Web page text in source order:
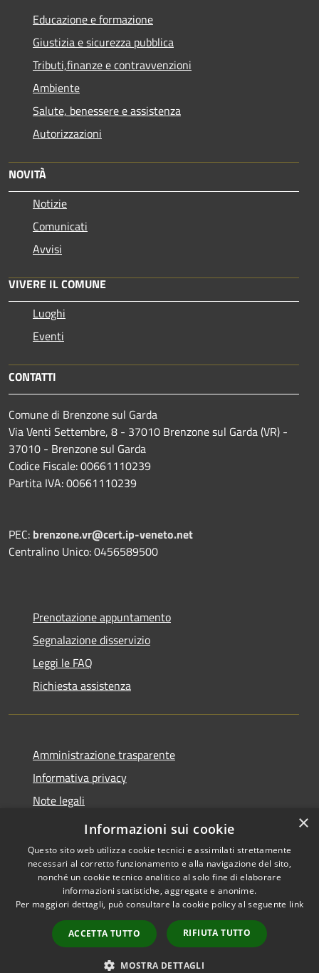
Educazione e formazione
Giustizia e sicurezza pubblica
Tributi,finanze e contravvenzioni
Ambiente
Salute, benessere e assistenza
Autorizzazioni
NOVITÀ
Notizie
Comunicati
Avvisi
VIVERE IL COMUNE
Luoghi
Eventi
CONTATTI
Comune di Brenzone sul Garda
Via Venti Settembre, 8 - 37010 Brenzone sul Garda (VR) -
37010 - Brenzone sul Garda
Codice Fiscale: 00661110239
Partita IVA: 00661110239
PEC: brenzone.vr@cert.ip-veneto.net
Centralino Unico: 0456589500
Prenotazione appuntamento
Segnalazione disservizio
Leggi le FAQ
Richiesta assistenza
Amministrazione trasparente
Informativa privacy
Note legali
Dichiarazione di accessibilità
Accessibilità
Copyright © 2026 • Comune di
Brenzone sul Garda • Powered
byMunicipium
Accesso
redazione
×
Informazioni sui cookie
Questo sito web utilizza cookie tecnici e assimilati strettamente
necessari al corretto funzionamento e alla navigazione del sito,
nonché un cookie tecnico analitico al solo fine di elaborare
informazioni statistiche, aggregate e anonime.
Per maggiori dettagli, può consultare la cookie policy al seguente link
ACCETTA TUTTO RIFIUTA TUTTO
MOSTRA DETTAGLI